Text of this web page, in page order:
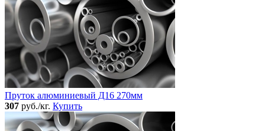
Пруток алюминиевый Д16 270мм
307 руб./кг. Купить